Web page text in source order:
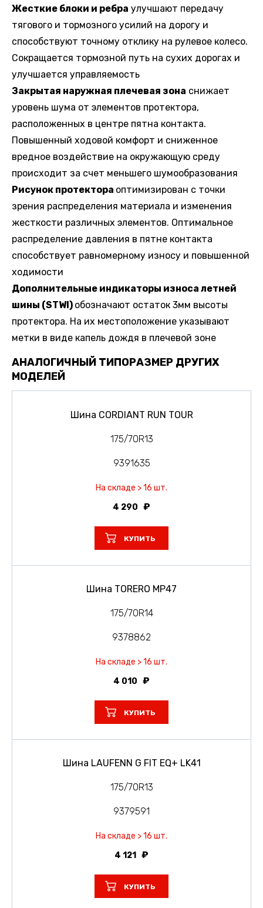
Жесткие блоки и ребра улучшают передачу
тягового и тормозного усилий на дорогу и
способствуют точному отклику на рулевое колесо.
Сокращается тормозной путь на сухих дорогах и
улучшается управляемость
Закрытая наружная плечевая зона снижает
уровень шума от элементов протектора,
расположенных в центре пятна контакта.
Повышенный ходовой комфорт и сниженное
вредное воздействие на окружающую среду
происходит за счет меньшего шумообразования
Рисунок протектора оптимизирован с точки
зрения распределения материала и изменения
жесткости различных элементов. Оптимальное
распределение давления в пятне контакта
способствует равномерному износу и повышенной
ходимости
Дополнительные индикаторы износа летней
шины (STWI) обозначают остаток 3мм высоты
протектора. На их местоположение указывают
метки в виде капель дождя в плечевой зоне
АНАЛОГИЧНЫЙ ТИПОРАЗМЕР ДРУГИХ
МОДЕЛЕЙ
Шина CORDIANT RUN TOUR
175/70R13
9391635
На складе > 16 шт.
4 290
КУПИТЬ
Шина TORERO MP47
175/70R14
9378862
На складе > 16 шт.
4 010
КУПИТЬ
Шина LAUFENN G FIT EQ+ LK41
175/70R13
9379591
На складе > 16 шт.
4 121
КУПИТЬ